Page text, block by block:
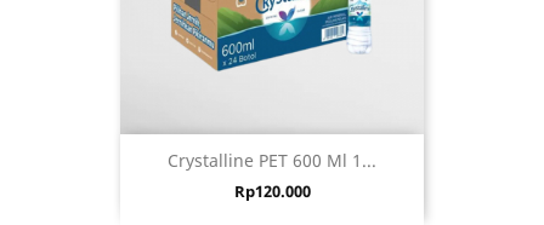
Crystalline PET 600 Ml 1...
Harga
Rp120.000